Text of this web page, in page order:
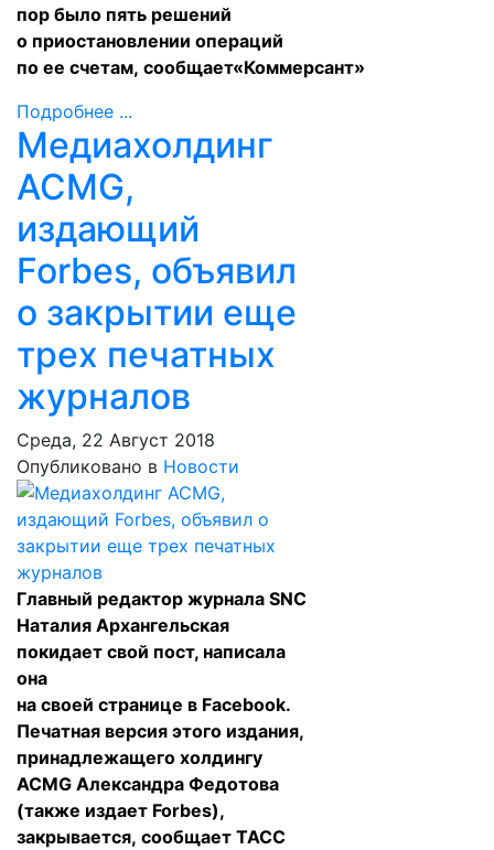
пор было пять решений
о приостановлении операций
по ее счетам, сообщает«Коммерсант»
Подробнее ...
Медиахолдинг
ACMG,
издающий
Forbes, объявил
о закрытии еще
трех печатных
журналов
Среда, 22 Август 2018
Опубликовано в Новости
Главный редактор журнала SNC
Наталия Архангельская
покидает свой пост, написала
она
на своей странице в Facebook.
Печатная версия этого издания,
принадлежащего холдингу
ACMG Александра Федотова
(также издает Forbes),
закрывается, сообщает TACC